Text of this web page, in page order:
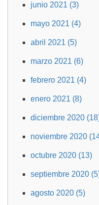
junio 2021 (3)
mayo 2021 (4)
abril 2021 (5)
marzo 2021 (6)
febrero 2021 (4)
enero 2021 (8)
diciembre 2020
noviembre 2020
octubre 2020 (13)
septiembre 2020
agosto 2020 (5)